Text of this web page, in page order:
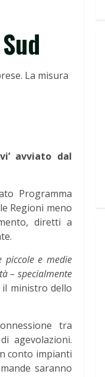
La misura
avviato dal
Programma
Regioni meno
diretti a
piccole e medie
– specialmente
ministro dello
tra
agevolazioni.
conto impianti
saranno